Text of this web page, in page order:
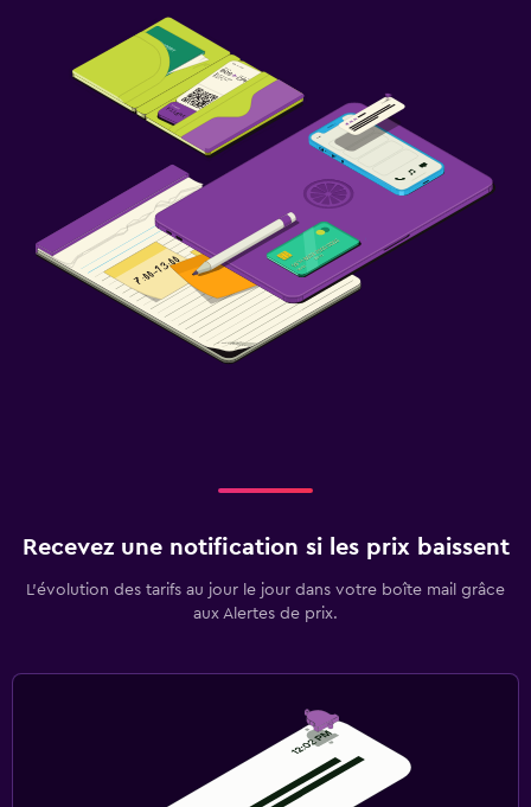
Recevez une notification si les prix baissent
L’évolution des tarifs au jour le jour dans votre boîte mail grâce
aux Alertes de prix.